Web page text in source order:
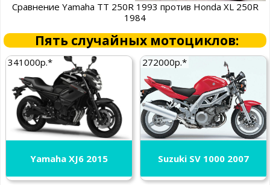
Сравнение Yamaha TT 250R 1993 против Honda XL 250R
1984
Пять случайных мотоциклов:
341000р.*
Yamaha XJ6 2015
272000р.*
Suzuki SV 1000 2007